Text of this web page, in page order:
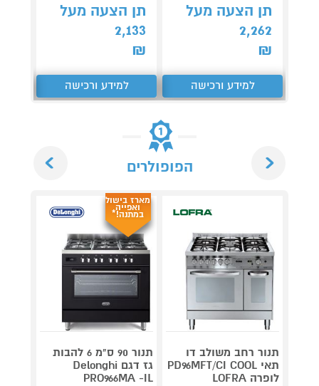
תן הצעה מעל
2,262
₪
למידע ורכישה
תן הצעה מעל
2,133
₪
למידע ורכישה
הפופולרים
תנור רחב משולב דו
תאי PD96MFT/CI COOL
לופרה LOFRA
מארז בישול
ואפייה
במתנה!*
תנור 90 ס"מ 6 להבות
גז דגם Delonghi
PRO966MA -IL